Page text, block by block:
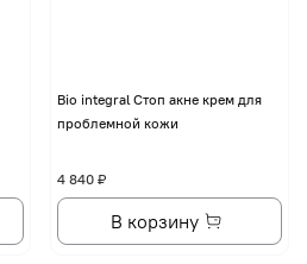
Bio integral Стоп акне крем для
проблемной кожи
4 840 ₽
В корзину